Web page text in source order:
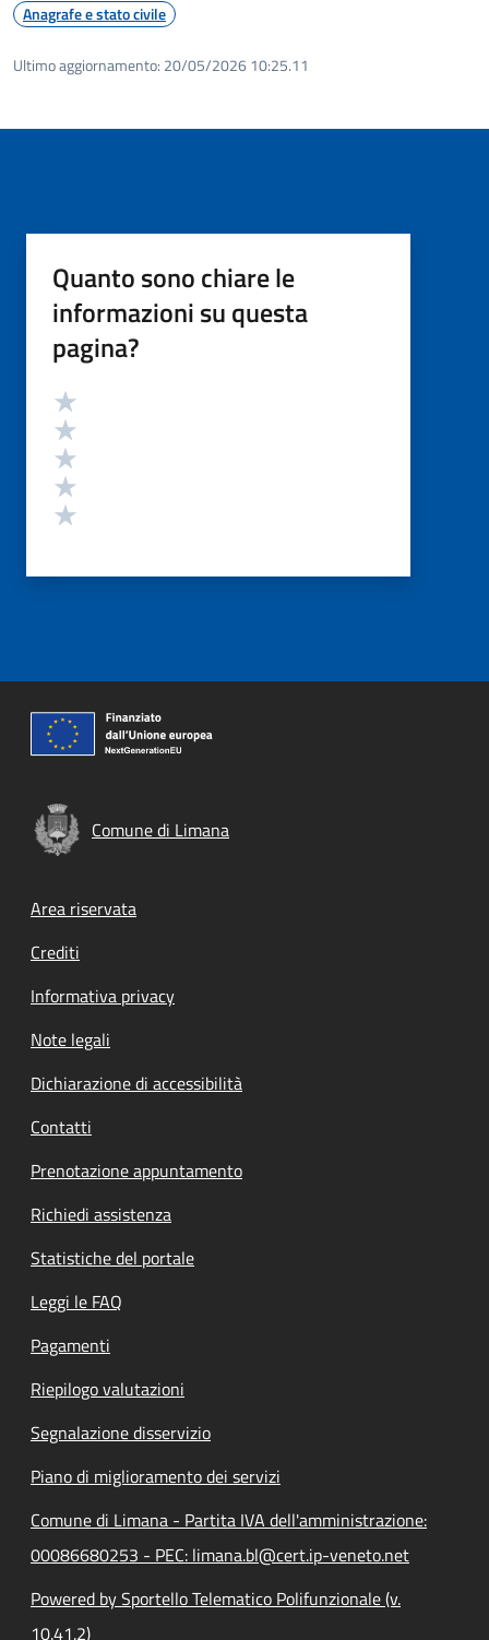
Anagrafe e stato civile
Ultimo aggiornamento: 20/05/2026 10:25.11
Quanto sono chiare le
informazioni su questa
pagina?
Valutazione
Comune di Limana
Footer menu
Area riservata
Crediti
Informativa privacy
Note legali
Dichiarazione di accessibilità
Contatti
Prenotazione appuntamento
Richiedi assistenza
Statistiche del portale
Leggi le FAQ
Pagamenti
Riepilogo valutazioni
Segnalazione disservizio
Piano di miglioramento dei servizi
Comune di Limana - Partita IVA dell'amministrazione:
00086680253 - PEC: limana.bl@cert.ip-veneto.net
Powered by Sportello Telematico Polifunzionale (v.
10.41.2)